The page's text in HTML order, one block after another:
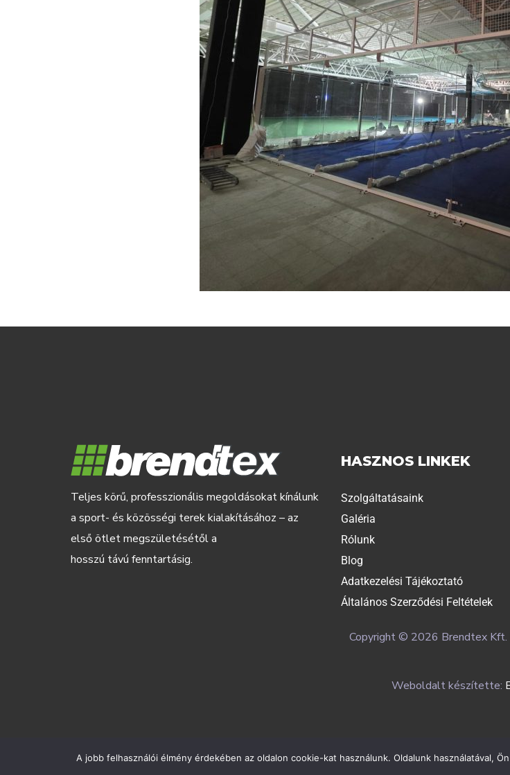
Teljes körű, professzionális megoldásokat kínálunk
a sport- és közösségi terek kialakításához – az
első ötlet megszületésétől a
hosszú távú fenntartásig.
HASZNOS LINKEK
Szolgáltatásaink
Galéria
Rólunk
Blog
Adatkezelési Tájékoztató
Általános Szerződési Feltételek
Copyright © 2026 Brendtex Kft.
Weboldalt készítette:
A jobb felhasználói élmény érdekében az oldalon cookie-kat használunk. Oldalunk használatával,